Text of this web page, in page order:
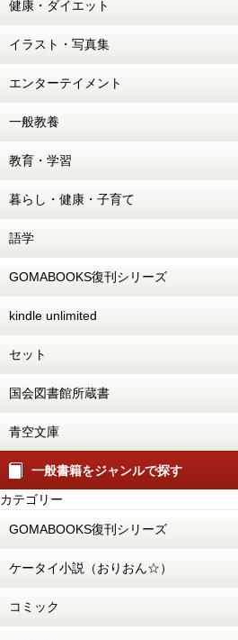
健康・ダイエット
イラスト・写真集
エンターテイメント
一般教養
教育・学習
暮らし・健康・子育て
語学
GOMABOOKS復刊シリーズ
kindle unlimited
セット
国会図書館所蔵書
青空文庫
一般書籍をジャンルで探す
カテゴリー
GOMABOOKS復刊シリーズ
ケータイ小説（おりおん☆）
コミック